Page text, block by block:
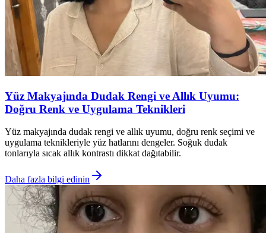
Yüz Makyajında Dudak Rengi ve Allık Uyumu:
Doğru Renk ve Uygulama Teknikleri
Yüz makyajında dudak rengi ve allık uyumu, doğru renk seçimi ve
uygulama teknikleriyle yüz hatlarını dengeler. Soğuk dudak
tonlarıyla sıcak allık kontrastı dikkat dağıtabilir.
Daha fazla bilgi edinin